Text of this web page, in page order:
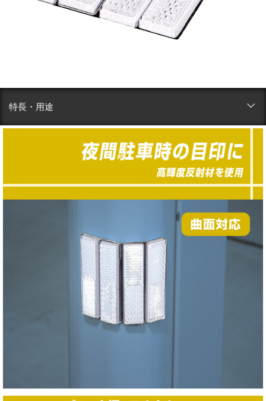
特長・用途